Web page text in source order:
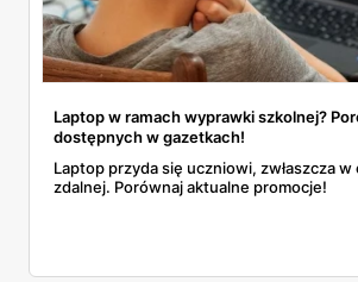
Laptop w ramach wyprawki szkolnej?
dostępnych w gazetkach!
Laptop przyda się uczniowi, zwłaszcza w
zdalnej. Porównaj aktualne promocje!